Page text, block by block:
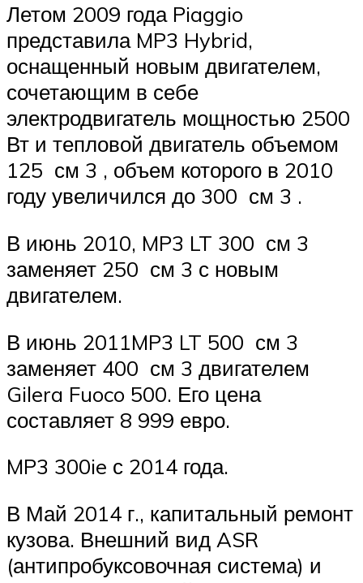
Летом 2009 года Piaggio
представила MP3 Hybrid,
оснащенный новым двигателем,
сочетающим в себе
электродвигатель мощностью 2500
Вт и тепловой двигатель объемом
125 см 3 , объем которого в 2010
году увеличился до 300 см 3 .
В июнь 2010, MP3 LT 300 см 3
заменяет 250 см 3 с новым
двигателем.
В июнь 2011MP3 LT 500 см 3
заменяет 400 см 3 двигателем
Gilera Fuoco 500. Его цена
составляет 8 999 евро.
MP3 300ie с 2014 года.
В Май 2014 г., капитальный ремонт
кузова. Внешний вид ASR
(антипробуксовочная система) и